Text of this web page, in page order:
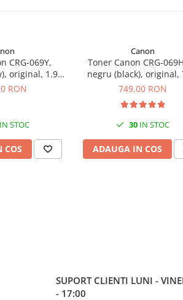
CRG-069Y,
original, 1.9k
RON
STOC
COS
Canon
Toner Canon CRG-
negru (black), original,
pagini
749,00 RON
30IN STOC
ADAUGA IN COS
SUPORT CLIENTI LUNI -
- 17:00